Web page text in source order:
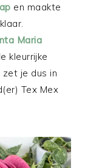
en maakte
Maria
kleurrijke
je dus in
Tex Mex